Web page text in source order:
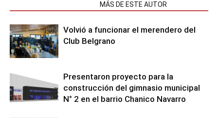
MÁS DE ESTE AUTOR
Volvió a funcionar el merendero del
Club Belgrano
Presentaron proyecto para la
construcción del gimnasio municipal
N° 2 en el barrio Chanico Navarro